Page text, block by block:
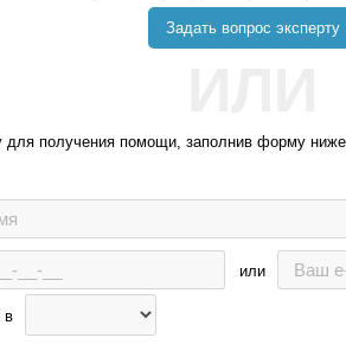
Задать вопрос эксперту
для получения помощи, заполнив форму
в
или